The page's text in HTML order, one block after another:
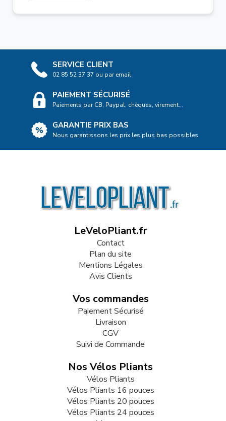
SERVICE CLIENT
02 85 52 37 37 ou par email
PAIEMENT SÉCURISÉ
Paiements par CB, Paypal, chèques, virement...
GARANTIE PRIX BAS
Nous garantissons les prix les plus bas possibles
LeVeloPliant.fr
Contact
Plan du site
Mentions Légales
Avis Clients
Vos commandes
Paiement Sécurisé
Livraison
CGV
Suivi de Commande
Nos Vélos Pliants
Vélos Pliants
Vélos Pliants 16 pouces
Vélos Pliants 20 pouces
Vélos Pliants 24 pouces